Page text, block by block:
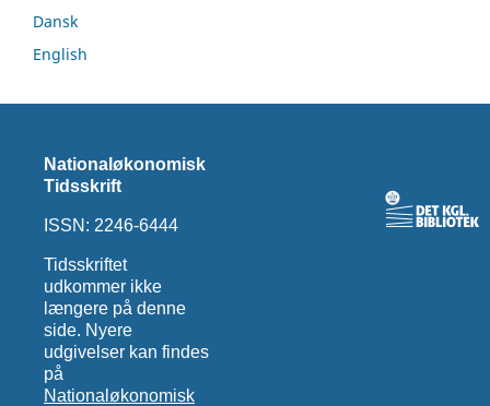
Dansk
English
Nationaløkonomisk
Tidsskrift
ISSN: 2246-6444
Tidsskriftet
udkommer ikke
længere på denne
side. Nyere
udgivelser kan findes
på
Nationaløkonomisk